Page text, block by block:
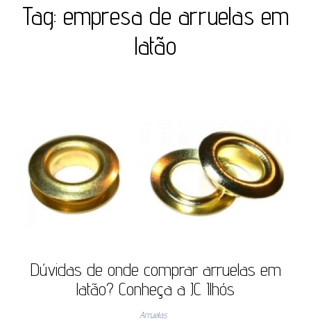
Tag: empresa de arruelas em
latão
Dúvidas de onde comprar arruelas em
latão? Conheça a JC Ilhós
Arruelas